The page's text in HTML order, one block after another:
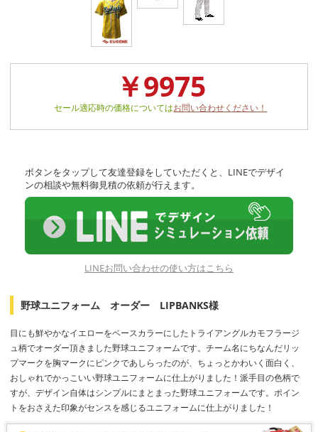
￥9975
セール適応時の価格についてはお問い合わせください！
ボタンをタップして友達登録をしていただくと、LINEでデザイ
ンの相談や無料御見積の依頼が行えます。
LINEお問い合わせの使い方はこちら
野球ユニフォーム オーダー LIPBANKS様
目にも鮮やかなイエローをベースカラーにしたトライアングルカモフラージ
ュ柄でオーダー頂きました野球ユニフォームです。チーム名にちなんだリッ
プマークを胸マークにピンクであしらったのが、ちょっとかわいく面白く、
おしゃれでかっこいい野球ユニフォームに仕上がりました！派手目の色柄で
すが、デザイン自体はシンプルにまとまった野球ユニフォームです。ポイン
トをおさえた印象がセンスを感じるユニフォームに仕上がりました！